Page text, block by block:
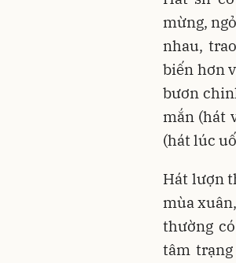
mừng,
nhau,
biến hơn
bươn
mắn (hát
(hát lúc
Hát lượn
mùa
thường
tâm